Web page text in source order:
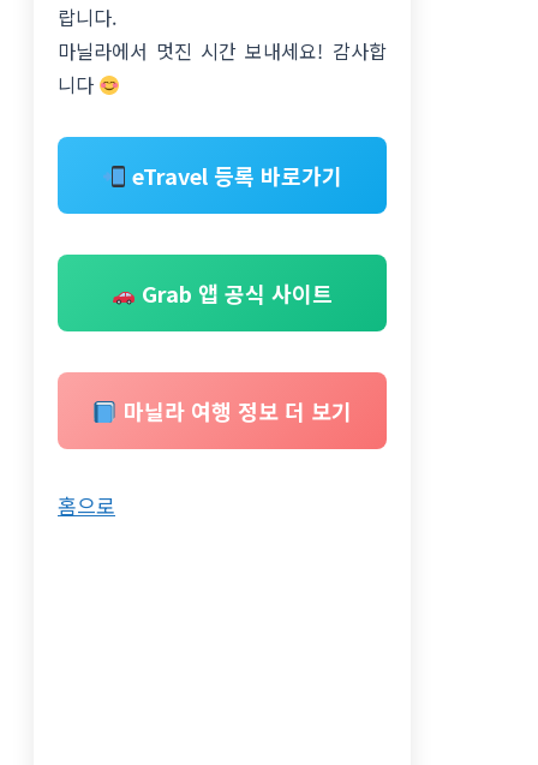
랍니다.
마닐라에서 멋진 시간 보내세요! 감사합
니다
eTravel 등록 바로가기
Grab 앱 공식 사이트
마닐라 여행 정보 더 보기
홈으로